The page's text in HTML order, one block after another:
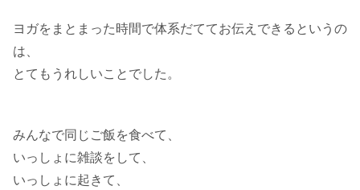
ヨガをまとまった時間で体系だててお伝えできるというの
は、
とてもうれしいことでした。
みんなで同じご飯を食べて、
いっしょに雑談をして、
いっしょに起きて、